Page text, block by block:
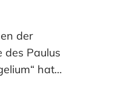
der
Paulus
hat…